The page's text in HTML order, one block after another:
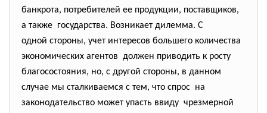
банкрота, потребителей ее продукции, поставщиков,
а также государства. Возникает дилемма. С
одной стороны, учет интересов большего количества
экономических агентов должен приводить к росту
благосостояния, но, с другой стороны, в данном
случае мы сталкиваемся с тем, что спрос на
законодательство может упасть ввиду чрезмерной